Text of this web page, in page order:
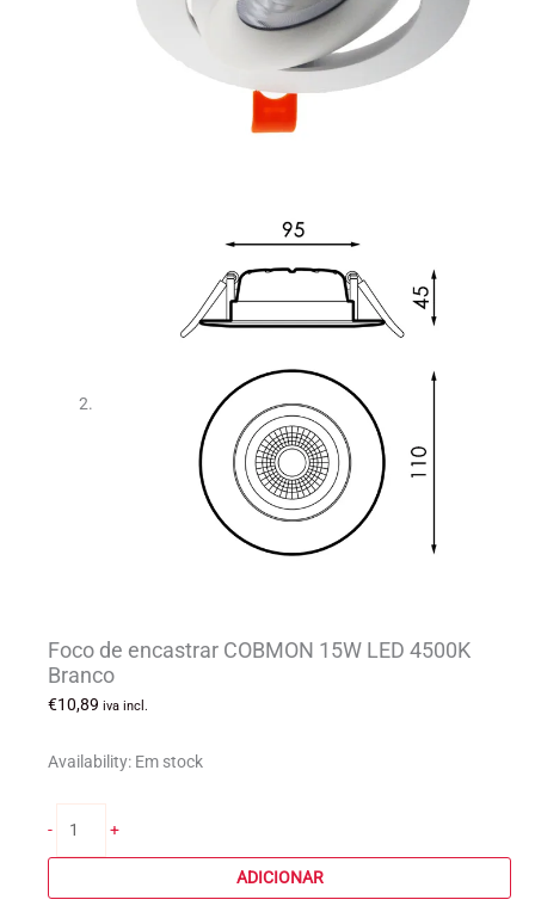
Foco de encastrar COBMON 15W LED 4500K
Branco
€10,89 iva incl.
Availability: Em stock
-
de
+
ADICIONAR